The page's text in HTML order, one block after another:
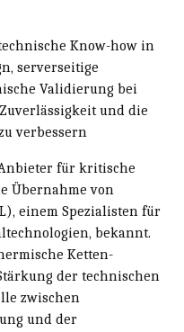
Know-how in
serverseitige
Validierung bei
und die
verbessern
für kritische
Übernahme von
einem Spezialisten für
bekannt.
Ketten-
der technischen
zwischen
und der